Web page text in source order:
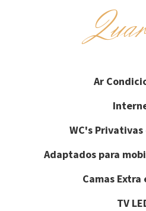
Ar
WC's
Adaptados para
Camas Extra
TV